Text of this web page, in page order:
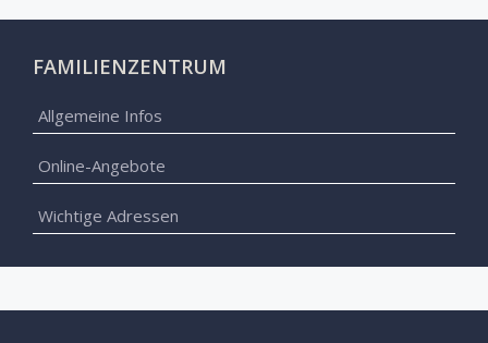
FAMILIENZENTRUM
Allgemeine Infos
Online-Angebote
Wichtige Adressen